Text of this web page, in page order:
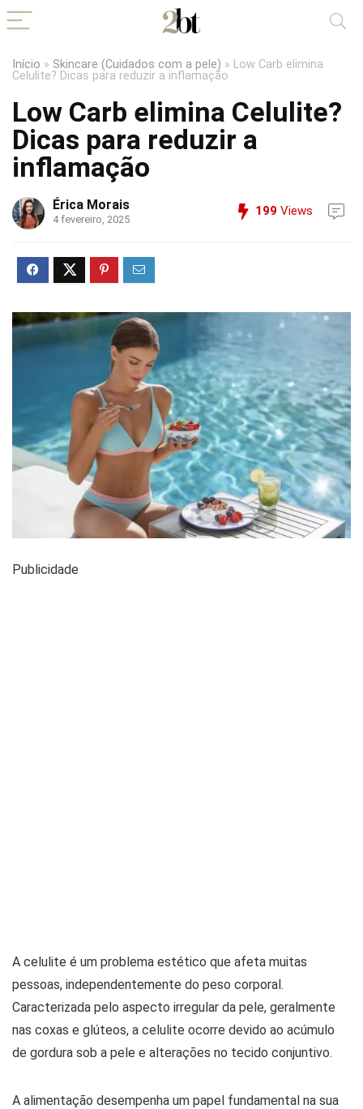
Início » Skincare (Cuidados com a pele) » Low Carb elimina
Celulite? Dicas para reduzir a inflamação
Low Carb elimina Celulite?
Dicas para reduzir a
inflamação
Érica Morais
4 fevereiro, 2025
199 Views
Publicidade
A celulite é um problema estético que afeta muitas
pessoas, independentemente do peso corporal.
Caracterizada pelo aspecto irregular da pele, geralmente
nas coxas e glúteos, a celulite ocorre devido ao acúmulo
de gordura sob a pele e alterações no tecido conjuntivo.
A alimentação desempenha um papel fundamental na sua